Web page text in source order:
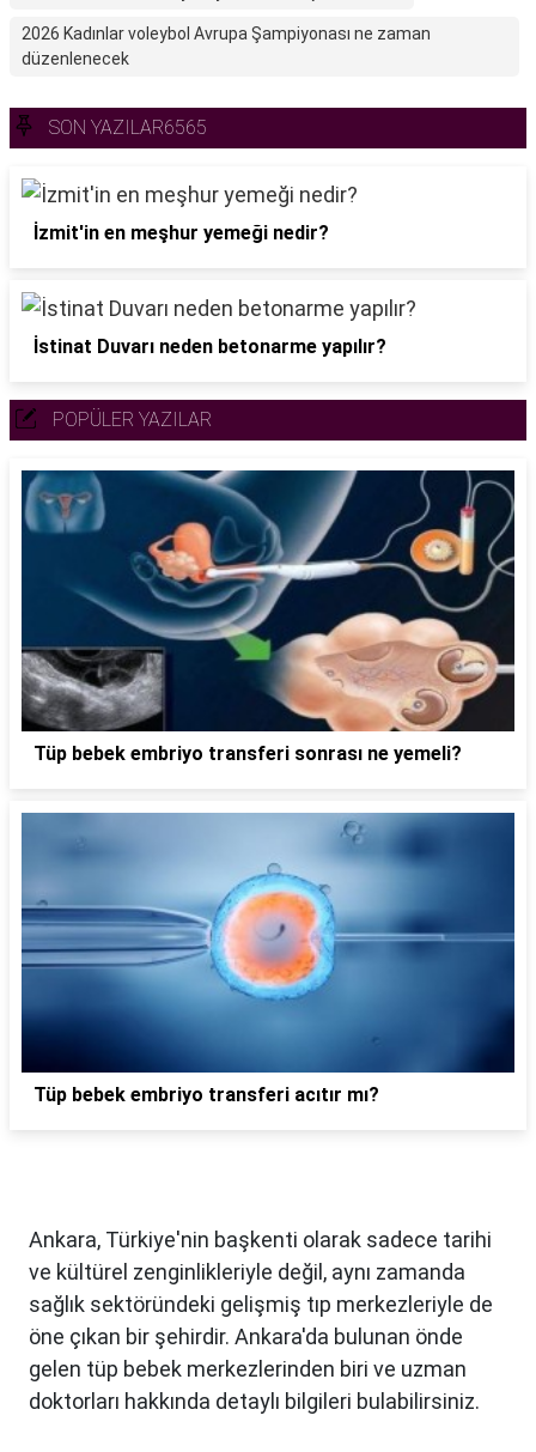
2026 Kadınlar voleybol Avrupa Şampiyonası ne zaman
düzenlenecek
SON YAZILAR6565
İzmit'in en meşhur yemeği nedir?
İstinat Duvarı neden betonarme yapılır?
POPÜLER YAZILAR
Tüp bebek embriyo transferi sonrası ne yemeli?
Tüp bebek embriyo transferi acıtır mı?
Ankara, Türkiye'nin başkenti olarak sadece tarihi
ve kültürel zenginlikleriyle değil, aynı zamanda
sağlık sektöründeki gelişmiş tıp merkezleriyle de
öne çıkan bir şehirdir. Ankara'da bulunan önde
gelen tüp bebek merkezlerinden biri ve uzman
doktorları hakkında detaylı bilgileri bulabilirsiniz.